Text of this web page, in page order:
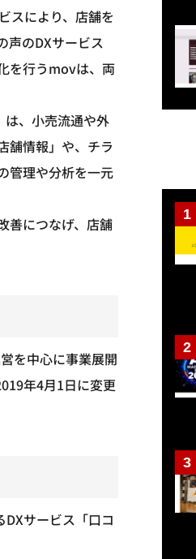
スにより、店舗を
声のDXサービス
を行うmovは、両
、小売流通や外
舗情報」や、チラ
管理や分析を一元
善につなげ、店舗
を中心に事業展開
年4月1日に変更
サービス「口コ